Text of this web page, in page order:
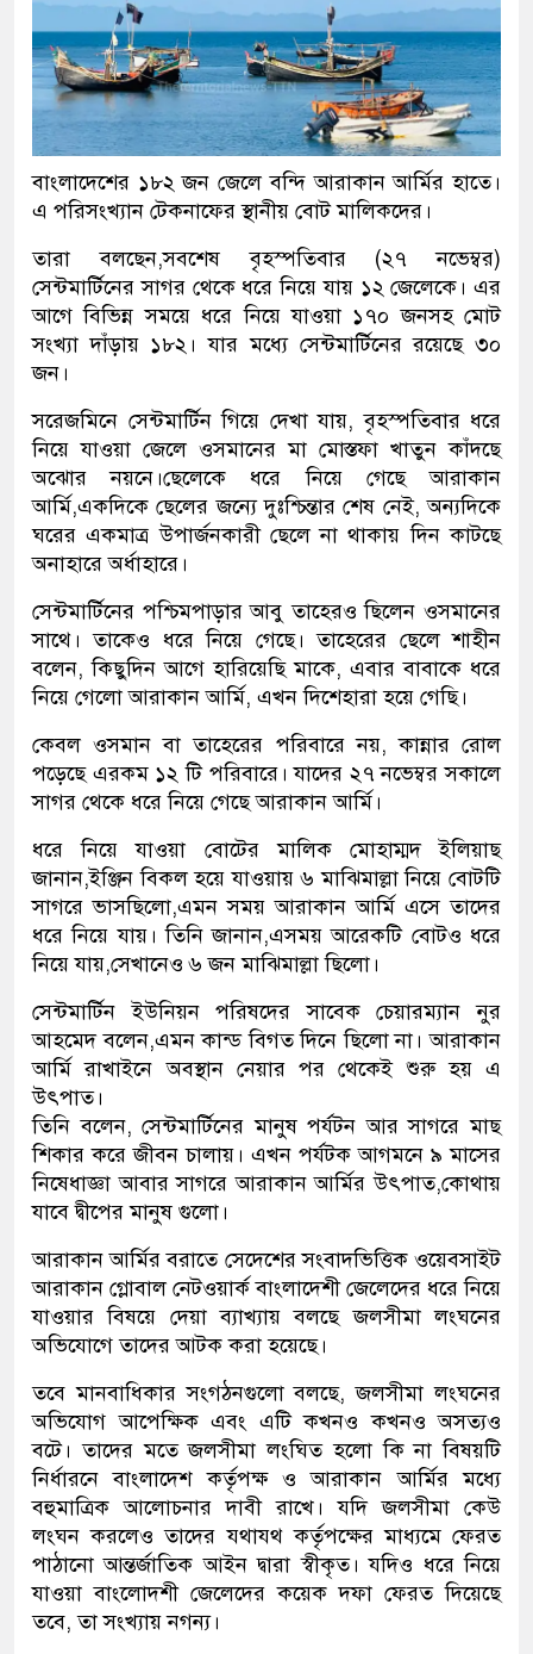
বাংলাদেশের ১৮২ জন জেলে বন্দি আরাকান আর্মির হাতে।
এ পরিসংখ্যান টেকনাফের স্থানীয় বোট মালিকদের।
তারা বলছেন,সবশেষ বৃহস্পতিবার (২৭ নভেম্বর)
সেন্টমার্টিনের সাগর থেকে ধরে নিয়ে যায় ১২ জেলেকে। এর
আগে বিভিন্ন সময়ে ধরে নিয়ে যাওয়া ১৭০ জনসহ মোট
সংখ্যা দাঁড়ায় ১৮২। যার মধ্যে সেন্টমার্টিনের রয়েছে ৩০
জন।
সরেজমিনে সেন্টমার্টিন গিয়ে দেখা যায়, বৃহস্পতিবার ধরে
নিয়ে যাওয়া জেলে ওসমানের মা মোস্তফা খাতুন কাঁদছে
অঝোর নয়নে।ছেলেকে ধরে নিয়ে গেছে আরাকান
আর্মি,একদিকে ছেলের জন্যে দুঃশ্চিন্তার শেষ নেই, অন্যদিকে
ঘরের একমাত্র উপার্জনকারী ছেলে না থাকায় দিন কাটছে
অনাহারে অর্ধাহারে।
সেন্টমার্টিনের পশ্চিমপাড়ার আবু তাহেরও ছিলেন ওসমানের
সাথে। তাকেও ধরে নিয়ে গেছে। তাহেরের ছেলে শাহীন
বলেন, কিছুদিন আগে হারিয়েছি মাকে, এবার বাবাকে ধরে
নিয়ে গেলো আরাকান আর্মি, এখন দিশেহারা হয়ে গেছি।
কেবল ওসমান বা তাহেরের পরিবারে নয়, কান্নার রোল
পড়েছে এরকম ১২ টি পরিবারে। যাদের ২৭ নভেম্বর সকালে
সাগর থেকে ধরে নিয়ে গেছে আরাকান আর্মি।
ধরে নিয়ে যাওয়া বোটের মালিক মোহাম্মদ ইলিয়াছ
জানান,ইঞ্জিন বিকল হয়ে যাওয়ায় ৬ মাঝিমাল্লা নিয়ে বোটটি
সাগরে ভাসছিলো,এমন সময় আরাকান আর্মি এসে তাদের
ধরে নিয়ে যায়। তিনি জানান,এসময় আরেকটি বোটও ধরে
নিয়ে যায়,সেখানেও ৬ জন মাঝিমাল্লা ছিলো।
সেন্টমার্টিন ইউনিয়ন পরিষদের সাবেক চেয়ারম্যান নুর
আহমেদ বলেন,এমন কান্ড বিগত দিনে ছিলো না। আরাকান
আর্মি রাখাইনে অবস্থান নেয়ার পর থেকেই শুরু হয় এ
উৎপাত।
তিনি বলেন, সেন্টমার্টিনের মানুষ পর্যটন আর সাগরে মাছ
শিকার করে জীবন চালায়। এখন পর্যটক আগমনে ৯ মাসের
নিষেধাজ্ঞা আবার সাগরে আরাকান আর্মির উৎপাত,কোথায়
যাবে দ্বীপের মানুষ গুলো।
আরাকান আর্মির বরাতে সেদেশের সংবাদভিত্তিক ওয়েবসাইট
আরাকান গ্লোবাল নেটওয়ার্ক বাংলাদেশী জেলেদের ধরে নিয়ে
যাওয়ার বিষয়ে দেয়া ব্যাখ্যায় বলছে জলসীমা লংঘনের
অভিযোগে তাদের আটক করা হয়েছে।
তবে মানবাধিকার সংগঠনগুলো বলছে, জলসীমা লংঘনের
অভিযোগ আপেক্ষিক এবং এটি কখনও কখনও অসত্যও
বটে। তাদের মতে জলসীমা লংঘিত হলো কি না বিষয়টি
নির্ধারনে বাংলাদেশ কর্তৃপক্ষ ও আরাকান আর্মির মধ্যে
বহুমাত্রিক আলোচনার দাবী রাখে। যদি জলসীমা কেউ
লংঘন করলেও তাদের যথাযথ কর্তৃপক্ষের মাধ্যমে ফেরত
পাঠানো আন্তর্জাতিক আইন দ্বারা স্বীকৃত। যদিও ধরে নিয়ে
যাওয়া বাংলােদশী জেলেদের কয়েক দফা ফেরত দিয়েছে
তবে, তা সংখ্যায় নগন্য।